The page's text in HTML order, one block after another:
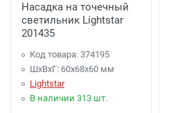
Насадка на точечный
светильник Lightstar
201435
Код товара: 374195
ШхВхГ: 60x68x60 мм
Lightstar
В наличии 313 шт.